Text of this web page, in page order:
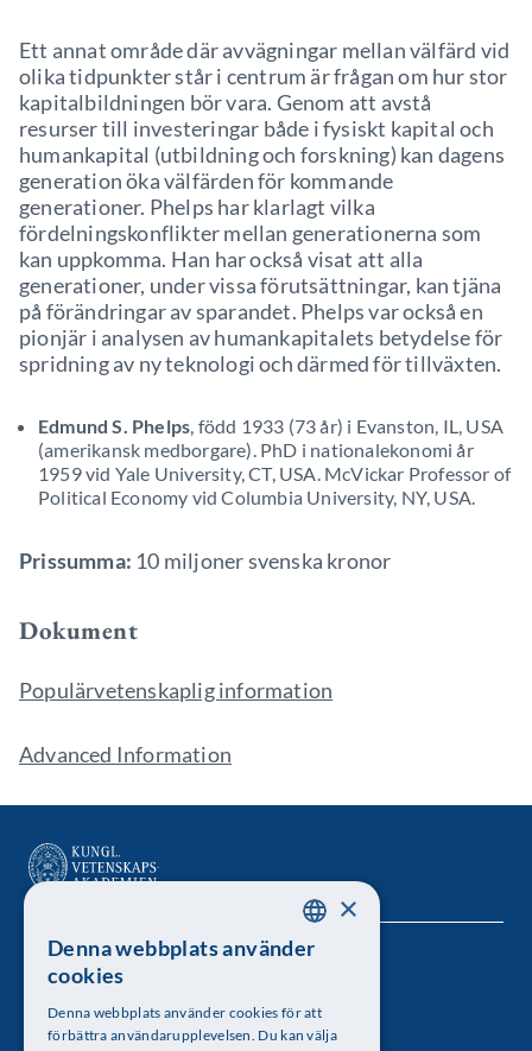
Ett annat område där avvägningar mellan välfärd vid
olika tidpunkter står i centrum är frågan om hur stor
kapitalbildningen bör vara. Genom att avstå
resurser till investeringar både i fysiskt kapital och
humankapital (utbildning och forskning) kan dagens
generation öka välfärden för kommande
generationer. Phelps har klarlagt vilka
fördelningskonflikter mellan generationerna som
kan uppkomma. Han har också visat att alla
generationer, under vissa förutsättningar, kan tjäna
på förändringar av sparandet. Phelps var också en
pionjär i analysen av humankapitalets betydelse för
spridning av ny teknologi och därmed för tillväxten.
Edmund S. Phelps, född 1933 (73 år) i Evanston, IL, USA
(amerikansk medborgare). PhD i nationalekonomi år
1959 vid Yale University, CT, USA. McVickar Professor of
Political Economy vid Columbia University, NY, USA.
Prissumma: 10 miljoner svenska kronor
Dokument
Populärvetenskaplig information
Advanced Information
Kungl. Vetenskapsakademien
Besöksadress: Lilla Frescativägen 4A
SWEDISH
×
Denna webbplats använder
cookies
Denna webbplats använder cookies för att
förbättra användarupplevelsen. Du kan välja